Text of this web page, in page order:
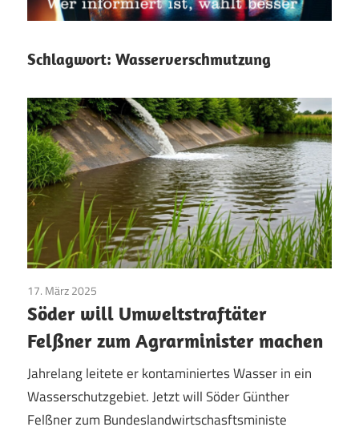
Schlagwort: Wasserverschmutzung
17. März 2025
Söder will Umweltstraftäter
Felßner zum Agrarminister machen
Jahrelang leitete er kontaminiertes Wasser in ein
Wasserschutzgebiet. Jetzt will Söder Günther
Felßner zum Bundeslandwirtschasftsministe